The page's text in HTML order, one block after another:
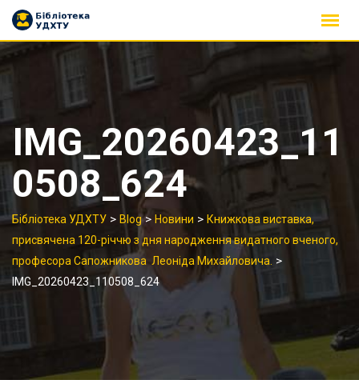
Skip
content
IMG_20260423_11
0508_624
Бібліотека УДХТУ > Blog> Новини > Книжкова виставка,
присвячена 120-річчю з дня народження видатного вченого,
професора Сапожникова Леоніда Михайловича. >
IMG_20260423_110508_624